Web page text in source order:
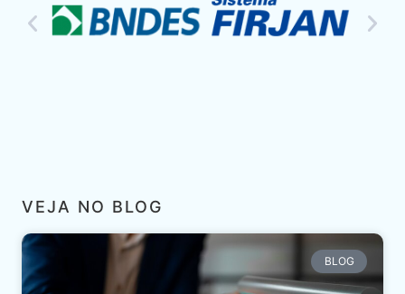
VEJA NO BLOG
BLOG